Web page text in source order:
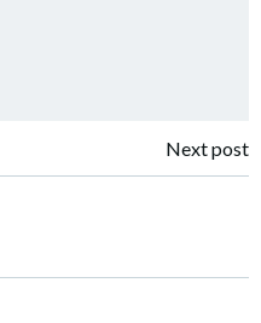
Navigazione
Next post